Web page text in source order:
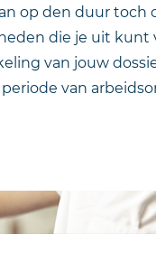
op den duur toch
die je uit
van jouw
van